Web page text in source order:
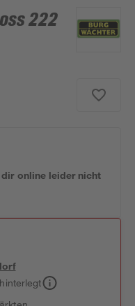
222
online leider nicht